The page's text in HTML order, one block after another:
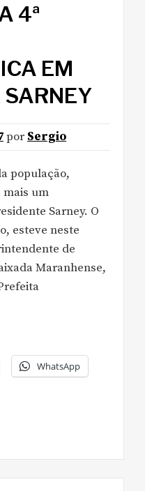
4ª
EM
SARNEY
por Sergio
população,
mais um
Sarney. O
esteve neste
de
Maranhense,
WhatsApp